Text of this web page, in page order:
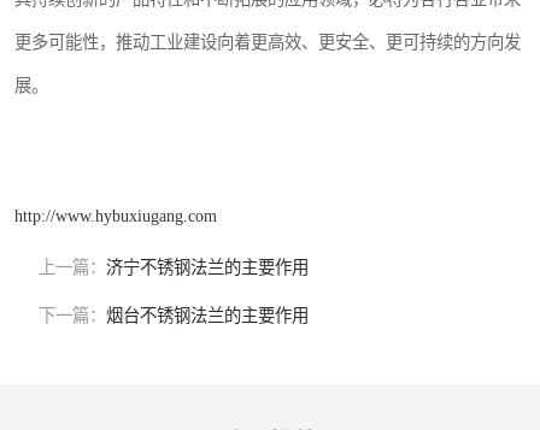
更多可能性，推动工业建设向着更高效、更安全、更可持续的方向发
展。
http://www.hybuxiugang.com
上一篇： 济宁不锈钢法兰的主要作用
下一篇： 烟台不锈钢法兰的主要作用